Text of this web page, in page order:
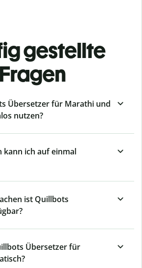
gestellte
Fragen
Übersetzer für Marathi und
nutzen?
kann ich auf einmal
ist Quillbots
Übersetzer für